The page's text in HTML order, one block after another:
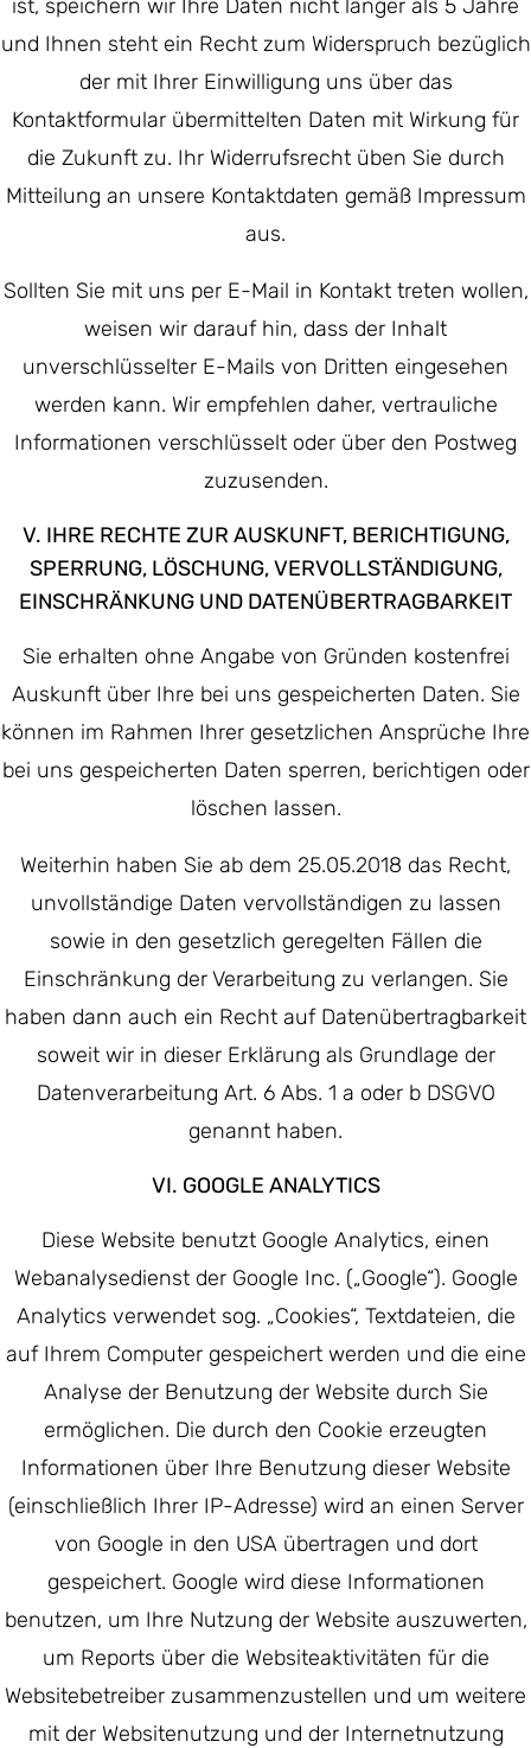
ist, speichern wir Ihre Daten nicht länger als 5 Jahre
und Ihnen steht ein Recht zum Widerspruch bezüglich
der mit Ihrer Einwilligung uns über das
Kontaktformular übermittelten Daten mit Wirkung für
die Zukunft zu. Ihr Widerrufsrecht üben Sie durch
Mitteilung an unsere Kontaktdaten gemäß Impressum
aus.
Sollten Sie mit uns per E-Mail in Kontakt treten wollen,
weisen wir darauf hin, dass der Inhalt
unverschlüsselter E-Mails von Dritten eingesehen
werden kann. Wir empfehlen daher, vertrauliche
Informationen verschlüsselt oder über den Postweg
zuzusenden.
V. IHRE RECHTE ZUR AUSKUNFT, BERICHTIGUNG,
SPERRUNG, LÖSCHUNG, VERVOLLSTÄNDIGUNG,
EINSCHRÄNKUNG UND DATENÜBERTRAGBARKEIT
Sie erhalten ohne Angabe von Gründen kostenfrei
Auskunft über Ihre bei uns gespeicherten Daten. Sie
können im Rahmen Ihrer gesetzlichen Ansprüche Ihre
bei uns gespeicherten Daten sperren, berichtigen oder
löschen lassen.
Weiterhin haben Sie ab dem 25.05.2018 das Recht,
unvollständige Daten vervollständigen zu lassen
sowie in den gesetzlich geregelten Fällen die
Einschränkung der Verarbeitung zu verlangen. Sie
haben dann auch ein Recht auf Datenübertragbarkeit
soweit wir in dieser Erklärung als Grundlage der
Datenverarbeitung Art. 6 Abs. 1 a oder b DSGVO
genannt haben.
VI. GOOGLE ANALYTICS
Diese Website benutzt Google Analytics, einen
Webanalysedienst der Google Inc. („Google“). Google
Analytics verwendet sog. „Cookies“, Textdateien, die
auf Ihrem Computer gespeichert werden und die eine
Analyse der Benutzung der Website durch Sie
ermöglichen. Die durch den Cookie erzeugten
Informationen über Ihre Benutzung dieser Website
(einschließlich Ihrer IP-Adresse) wird an einen Server
von Google in den USA übertragen und dort
gespeichert. Google wird diese Informationen
benutzen, um Ihre Nutzung der Website auszuwerten,
um Reports über die Websiteaktivitäten für die
Websitebetreiber zusammenzustellen und um weitere
mit der Websitenutzung und der Internetnutzung